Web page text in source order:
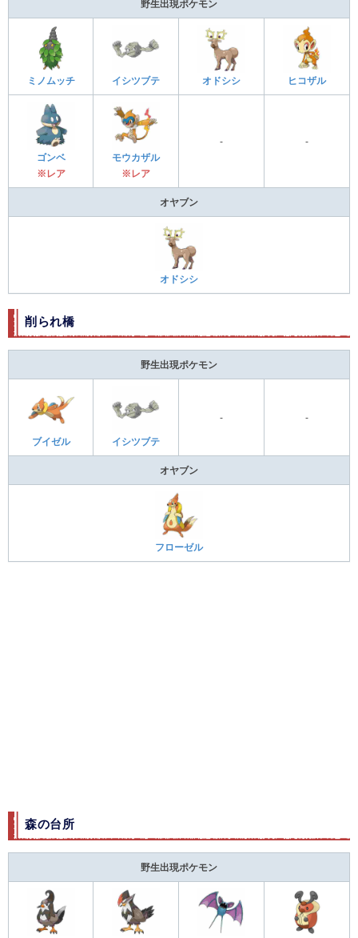
野生出現ポケモン
ミノムッチ イシツブテ オドシシ ヒコザル
ゴンベ
※レア
モウカザル
※レア
- -
オヤブン
オドシシ
削られ橋
野生出現ポケモン
ブイゼル イシツブテ
- -
オヤブン
フローゼル
森の台所
野生出現ポケモン